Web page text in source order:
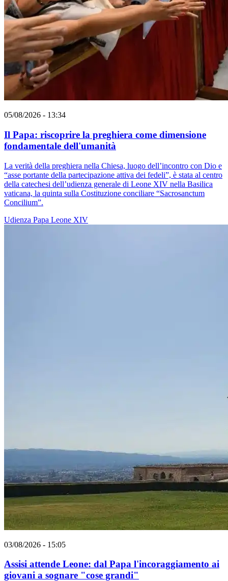
05/08/2026 - 13:34
Il Papa: riscoprire la preghiera come dimensione
fondamentale dell'umanità
La verità della preghiera nella Chiesa, luogo dell’incontro con Dio e
“asse portante della partecipazione attiva dei fedeli”, è stata al centro
della catechesi dell’udienza generale di Leone XIV nella Basilica
vaticana, la quinta sulla Costituzione conciliare “Sacrosanctum
Concilium”.
Udienza Papa Leone XIV
03/08/2026 - 15:05
Assisi attende Leone: dal Papa l'incoraggiamento ai
giovani a sognare "cose grandi"